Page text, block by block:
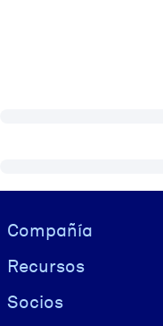
Visually hidden Text
Compañía
Recursos
Socios